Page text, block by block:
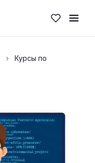
›
Курсы по